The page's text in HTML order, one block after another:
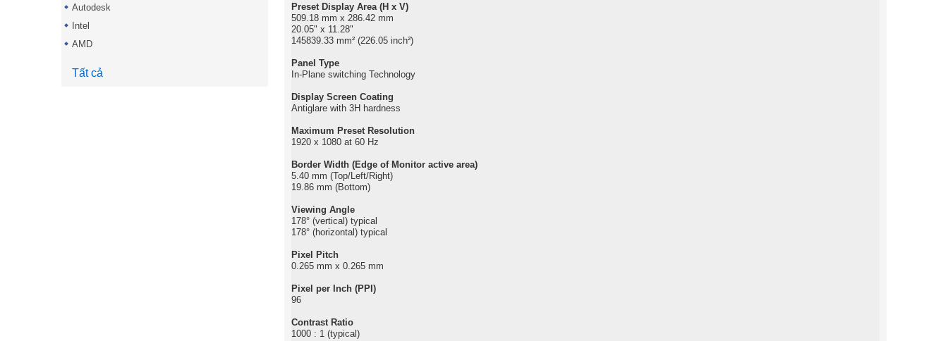
Autodesk
Intel
AMD
Tất cả
Preset Display Area (H x V)
509.18 mm x 286.42 mm
20.05" x 11.28"
145839.33 mm² (226.05 inch²)
Panel Type
In-Plane switching Technology
Display Screen Coating
Antiglare with 3H hardness
Maximum Preset Resolution
1920 x 1080 at 60 Hz
Border Width (Edge of Monitor active area)
5.40 mm (Top/Left/Right)
19.86 mm (Bottom)
Viewing Angle
178° (vertical) typical
178° (horizontal) typical
Pixel Pitch
0.265 mm x 0.265 mm
Pixel per Inch (PPI)
96
Contrast Ratio
1000 : 1 (typical)